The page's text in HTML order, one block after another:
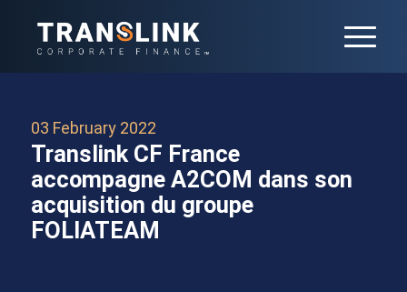
03 February 2022
Translink CF France
accompagne A2COM dans son
acquisition du groupe
FOLIATEAM